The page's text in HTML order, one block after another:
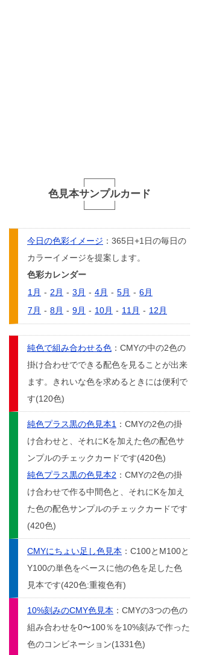
色見本サンプルカード
今日の色彩イメージ ：365日+1日の毎日の
カラーイメージを提案します。
色彩カレンダー
1月 - 2月 - 3月 - 4月 - 5月 - 6月
7月 - 8月 - 9月 - 10月 - 11月 - 12月
純色で組み合わせる色 ：CMYの中の2色の
掛け合わせでできる配色を見ることが出来
ます。きれいな色を求めるときには便利で
す(120色)
純色プラス黒の色見本1 ：CMYの2色の掛
け合わせと、それにKを加えた色の配色サ
ンプルのチェックカードです(420色)
純色プラス黒の色見本2 ：CMYの2色の掛
け合わせで作る中間色と、それにKを加え
た色の配色サンプルのチェックカードです
(420色)
CMYにちょい足し色見本 ：C100とM100と
Y100の単色をベースに他の色を足した色
見本です(420色:重複色有)
10%刻みのCMY色見本 ：CMYの3つの色の
組み合わせを0〜100％を10%刻みで作った
色のコンビネーション(1331色)